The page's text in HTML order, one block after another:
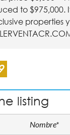
to $975,000.
properties
listing